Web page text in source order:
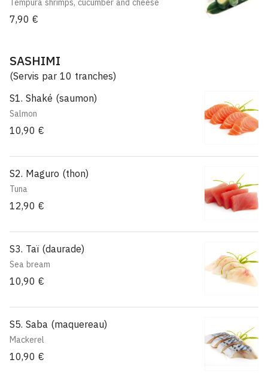
Tempura shrimps, cucumber and cheese
7,90 €
SASHIMI
(Servis par 10 tranches)
S1. Shaké (saumon)
Salmon
10,90 €
S2. Maguro (thon)
Tuna
12,90 €
S3. Taï (daurade)
Sea bream
10,90 €
S5. Saba (maquereau)
Mackerel
10,90 €